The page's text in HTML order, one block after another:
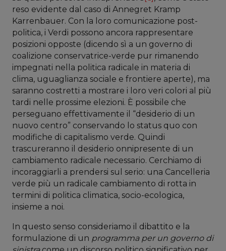
reso evidente dal caso di Annegret Kramp
Karrenbauer. Con la loro comunicazione post-
politica, i Verdi possono ancora rappresentare
posizioni opposte (dicendo sì a un governo di
coalizione conservatrice-verde pur rimanendo
impegnati nella politica radicale in materia di
clima, uguaglianza sociale e frontiere aperte), ma
saranno costretti a mostrare i loro veri colori al più
tardi nelle prossime elezioni. È possibile che
perseguano effettivamente il “desiderio di un
nuovo centro” conservando lo status quo con
modifiche di capitalismo verde. Quindi
trascureranno il desiderio onnipresente di un
cambiamento radicale necessario. Cerchiamo di
incoraggiarli a prendersi sul serio: una Cancelleria
verde più un radicale cambiamento di rotta in
termini di politica climatica, socio-ecologica,
insieme a noi.
In questo senso consideriamo il dibattito e la
formulazione di un programma per un governo di